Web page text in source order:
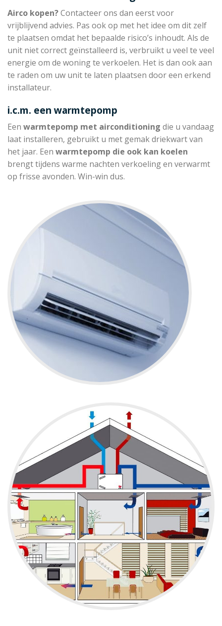
Airco kopen?Contacteer ons dan eerst voor
vrijblijvend advies. Pas ook op met het idee om dit zelf
te plaatsen omdat het bepaalde risico’s inhoudt. Als de
unit niet correct geïnstalleerd is, verbruikt u veel te veel
energie om de woning te verkoelen. Het is dan ook aan
te raden om uw unit te laten plaatsen door een erkend
installateur.
i.c.m. een warmtepomp
Een warmtepomp met airconditioning die u vandaag
laat installeren, gebruikt u met gemak driekwart van
het jaar. Een warmtepomp die ook kan koelen
brengt tijdens warme nachten verkoeling en verwarmt
op frisse avonden. Win-win dus.